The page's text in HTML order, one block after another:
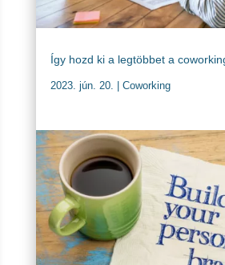
Így hozd ki a legtöbbet a
2023. jún. 20. | Coworking